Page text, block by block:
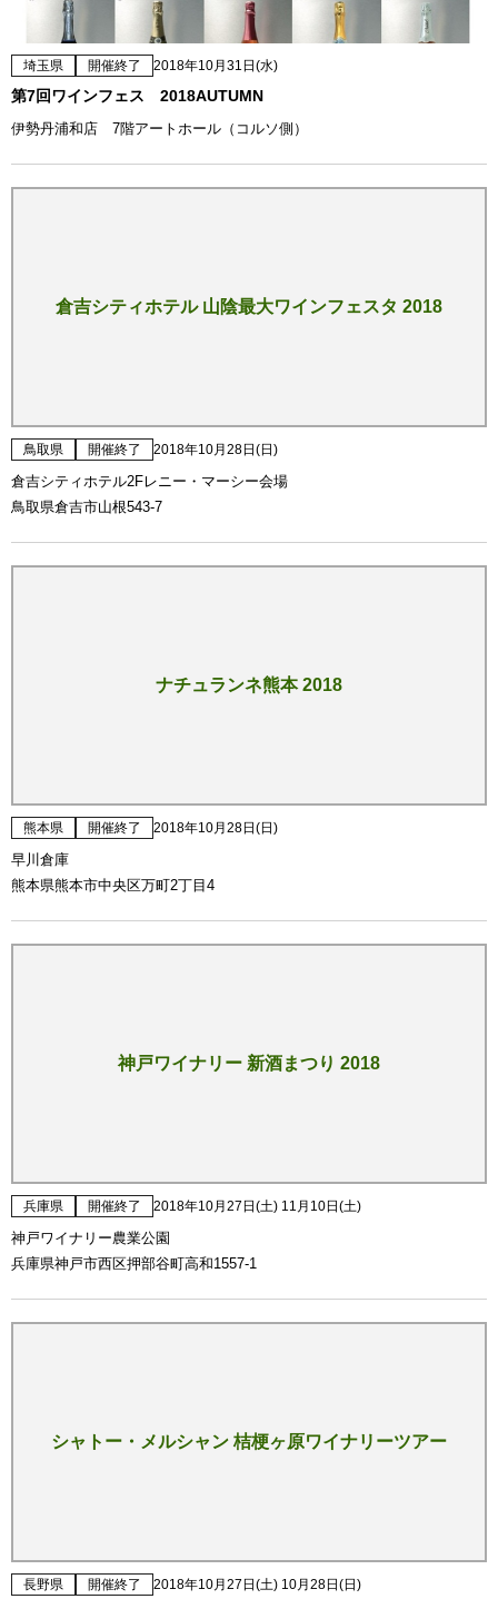
埼玉県 開催終了 2018年10月31日(水)
第7回ワインフェス 2018AUTUMN
伊勢丹浦和店 7階アートホール（コルソ側）
倉吉シティホテル 山陰最大ワインフェスタ 2018
鳥取県 開催終了 2018年10月28日(日)
倉吉シティホテル2Fレニー・マーシー会場
鳥取県倉吉市山根543-7
ナチュランネ熊本 2018
熊本県 開催終了 2018年10月28日(日)
早川倉庫
熊本県熊本市中央区万町2丁目4
神戸ワイナリー 新酒まつり 2018
兵庫県 開催終了 2018年10月27日(土) 11月10日(土)
神戸ワイナリー農業公園
兵庫県神戸市西区押部谷町高和1557-1
シャトー・メルシャン 桔梗ヶ原ワイナリーツアー
長野県 開催終了 2018年10月27日(土) 10月28日(日)